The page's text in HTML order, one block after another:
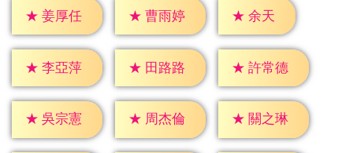
★ 姜厚任 ★ 曹雨婷 ★ 余天
★ 李亞萍 ★ 田路路 ★ 許常德
★ 吳宗憲 ★ 周杰倫 ★ 關之琳